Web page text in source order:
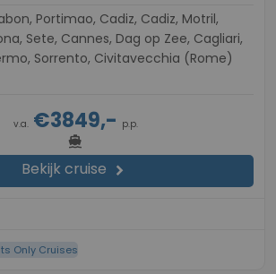
Sete, Cannes, Dag op Zee, Cagliari,
Sorrento, Civitavecchia (Rome)
v.a.€3849,- p.p.
directions_boat
Bekijk cruise chevron_right
Only Cruises